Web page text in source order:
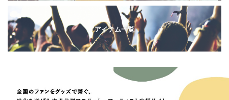
アイテム一覧